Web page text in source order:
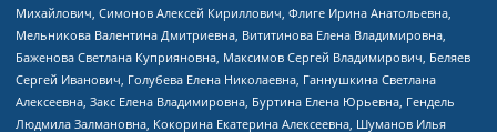
Михайлович, Симонов Алексей Кириллович, Флиге Ирина Анатольевна,
Мельникова Валентина Дмитриевна, Вититинова Елена Владимировна,
Баженова Светлана Куприяновна, Максимов Сергей Владимирович, Беляев
Сергей Иванович, Голубева Елена Николаевна, Ганнушкина Светлана
Алексеевна, Закс Елена Владимировна, Буртина Елена Юрьевна, Гендель
Людмила Залмановна, Кокорина Екатерина Алексеевна, Шуманов Илья